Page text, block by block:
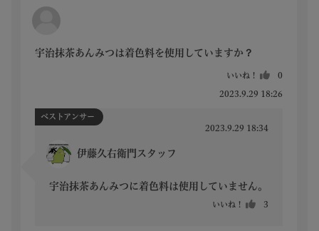
宇治抹茶あんみつは着色料を使用していますか？
いいね！ 0
2023.9.29 18:26
2023.9.29 18:34
伊藤久右衛門スタッフ
宇治抹茶あんみつに着色料は使用していません。
いいね！ 3
ベストアンサー